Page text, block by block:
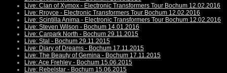
Live: Clan of Xymox - Electronic Transformers Tour Bochum 12.02.2016
Live: Rroyce - Electronic Transformers Tour Bochum 12.02.2016
Live: Scintilla Anima - Electronic Transformers Tour Bochum 12.02.2016
Live: Steven Wilson - Bochum 14.01.2016
Live: Carpark North - Bochum 29.11.2015
Live: Stal - Bochum 29.11.2015
Live: Diary of Dreams - Bochum 17.11.2015
Live: The Beauty of Gemina - Bochum 17.11.2015
Live: Ace Frehley - Bochum 15.06.2015
Live: Rebelstar - Bochum 15.06.2015